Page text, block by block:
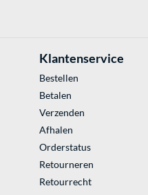
Klantenservice
Bestellen
Betalen
Verzenden
Afhalen
Orderstatus
Retourneren
Retourrecht